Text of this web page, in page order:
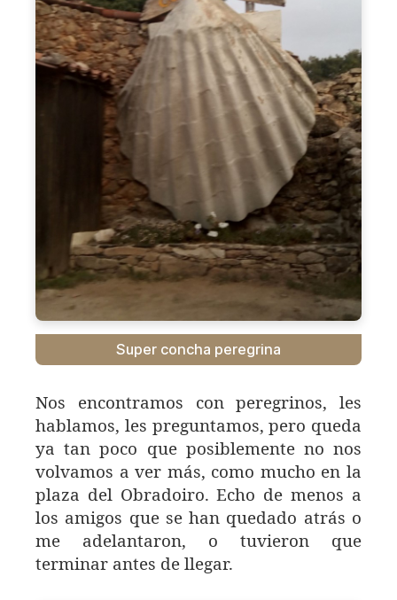
Super concha peregrina
Nos encontramos con peregrinos, les
hablamos, les preguntamos, pero queda
ya tan poco que posiblemente no nos
volvamos a ver más, como mucho en la
plaza del Obradoiro. Echo de menos a
los amigos que se han quedado atrás o
me adelantaron, o tuvieron que
terminar antes de llegar.